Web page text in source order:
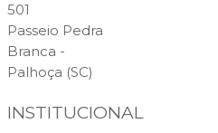
501
Passeio Pedra
Branca -
Palhoça (SC)
INSTITUCIONAL